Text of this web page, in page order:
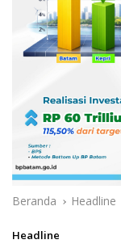
Beranda Headline
Headline